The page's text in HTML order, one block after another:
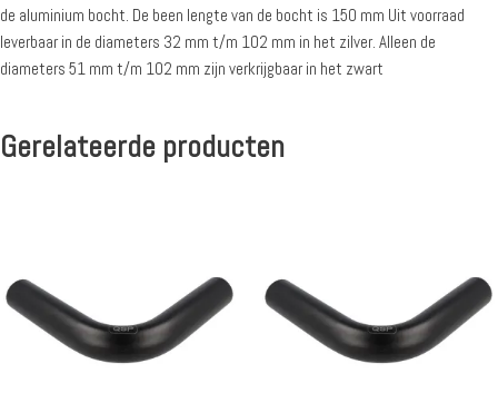
de aluminium bocht. De been lengte van de bocht is 150 mm Uit voorraad
leverbaar in de diameters 32 mm t/m 102 mm in het zilver. Alleen de
diameters 51 mm t/m 102 mm zijn verkrijgbaar in het zwart
Gerelateerde producten